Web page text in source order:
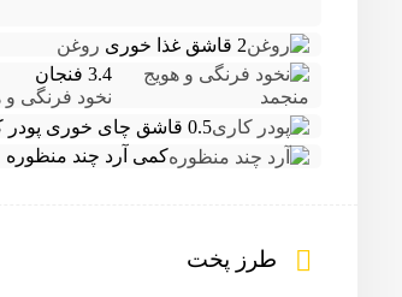
2 قاشق غذا خوری روغن
3.4 فنجان
نخود فرنگی و
0.5 قاشق چای خوری پودر
کمی آرد چند منظوره
طرز پخت